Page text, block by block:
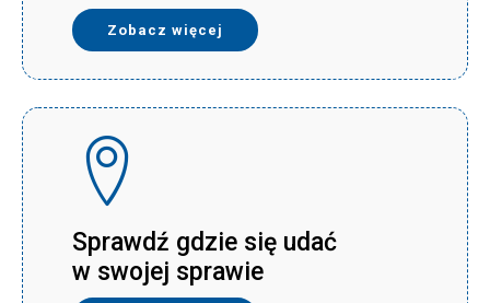
Zobacz więcej
Sprawdź gdzie się udać
w swojej sprawie